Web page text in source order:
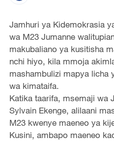
Jamhuri ya Kidemokrasia
wa M23 Jumanne
makubaliano ya kusitisha
nchi hiyo, kila mmoja
mashambulizi mapya licha
wa kimataifa.
Katika taarifa, msemaji wa
Sylvain Ekenge, alilaani
M23 kwenye maeneo ya
Kusini, ambapo maeneo